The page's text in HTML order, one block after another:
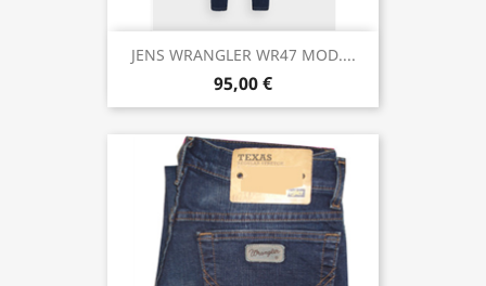
JENS WRANGLER WR47 MOD....
95,00 €